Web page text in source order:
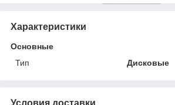
Характеристики
Основные
Тип
Дисковые
Условия доставки